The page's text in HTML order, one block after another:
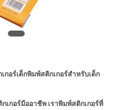
อร์เด็กพิมพ์สติกเกอร์สำหรับเด็ก
เกอร์มืออาชีพ เราพิมพ์สติกเกอร์ที่